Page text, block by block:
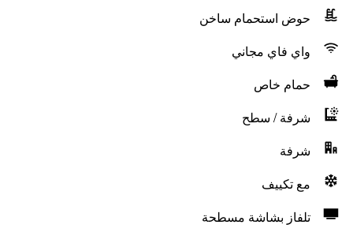
حوض استحمام ساخن
واي فاي مجاني
حمام خاص
شرفة / سطح
شرفة
مع تكييف
تلفاز بشاشة مسطحة